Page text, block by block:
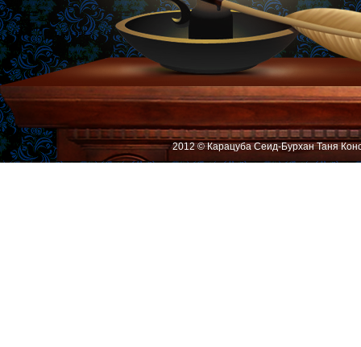
2012 © Карацуба Сеид-Бурхан Таня